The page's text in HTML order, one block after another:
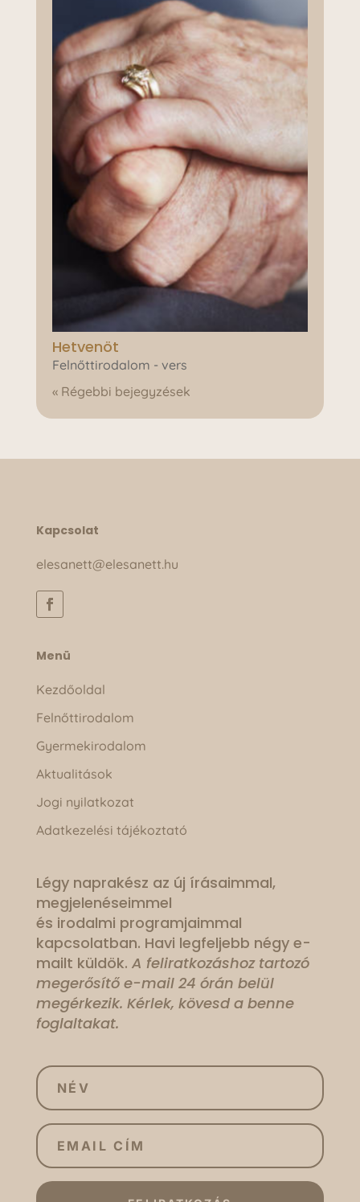
Hetvenöt
Felnőttirodalom - vers
« Régebbi bejegyzések
Kapcsolat
elesanett@elesanett.hu
Menü
Kezdőoldal
Felnőttirodalom
Gyermekirodalom
Aktualitások
Jogi nyilatkozat
Adatkezelési tájékoztató
Légy naprakész az új írásaimmal,
megjelenéseimmel
és irodalmi programjaimmal
kapcsolatban. Havi legfeljebb négy e-
mailt küldök. A feliratkozáshoz tartozó
megerősítő e-mail 24 órán belül
megérkezik. Kérlek, kövesd a benne
foglaltakat.